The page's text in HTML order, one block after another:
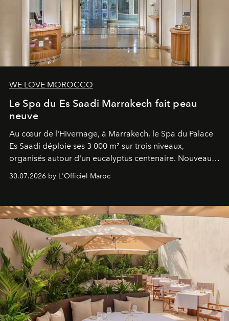
WE LOVE MOROCCO
Le Spa du Es Saadi Marrakech fait peau
neuve
Au cœur de l'Hivernage, à Marrakech, le Spa du Palace
Es Saadi déploie ses 3 000 m² sur trois niveaux,
organisés autour d'un eucalyptus centenaire. Nouveau
Lobby Bien-Être et Beauté, exclusivité mondiale en
neuro-cosmétique, parcours thermal et studio dédié au
entièreté, entre science des émotions et rituels
reposants.
30.07.2026 by L'Officiel Maroc